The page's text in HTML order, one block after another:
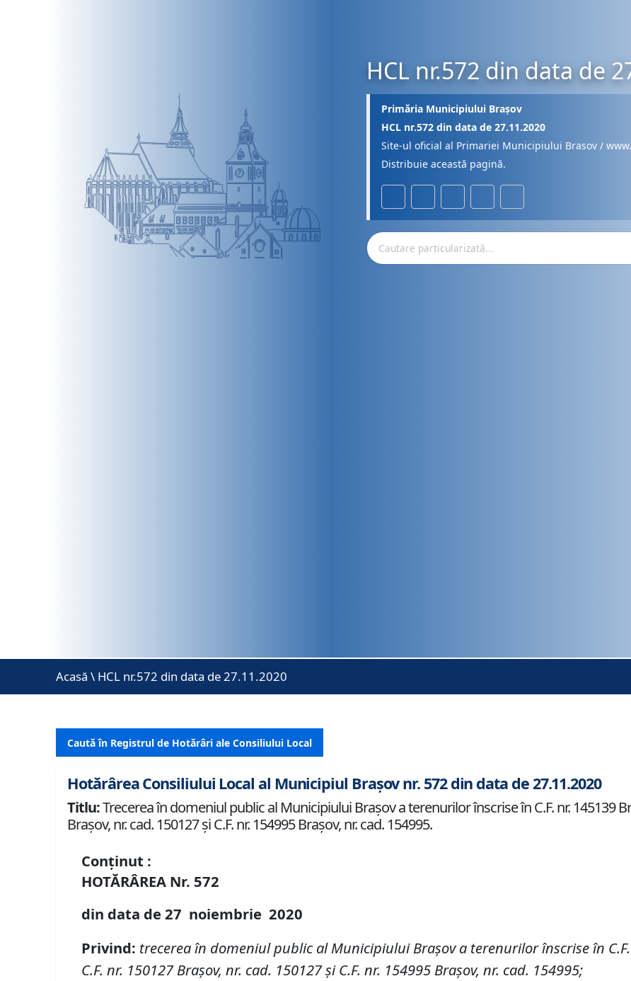
HCL nr.572 din data de
Primăria Municipiului Brașov
HCL nr.572 din data de 27.11.2020
Site-ul oficial al Primariei Municipiului Brasov /
Distribuie această pagină.
Acasă \ HCL nr.572 din data de 27.11.2020
Caută în Registrul de Hotărâri ale Consiliului Local
Hotărârea Consiliului Local al Municipiul Brașov nr. 572 din data de 27.11.2020
Titlu:Trecerea în domeniul public al Municipiului Braşov a terenurilor înscrise în C.F. nr. 145139
Brașov, nr. cad. 150127 și C.F. nr. 154995 Brașov, nr. cad. 154995.
Conținut :
HOTĂRÂREA Nr. 572
din data de27 noiembrie2020
Privind: trecerea în domeniul public al Municipiului Braşov a terenurilorînscriseîn C.F.
C.F. nr. 150127 Brașov,nr. cad. 150127 și C.F. nr. 154995 Brașov, nr. cad. 154995;